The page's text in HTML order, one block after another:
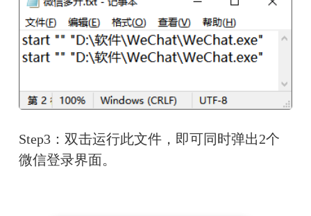
Step3：双击运行此文件，即可同时弹出2个
微信登录界面。